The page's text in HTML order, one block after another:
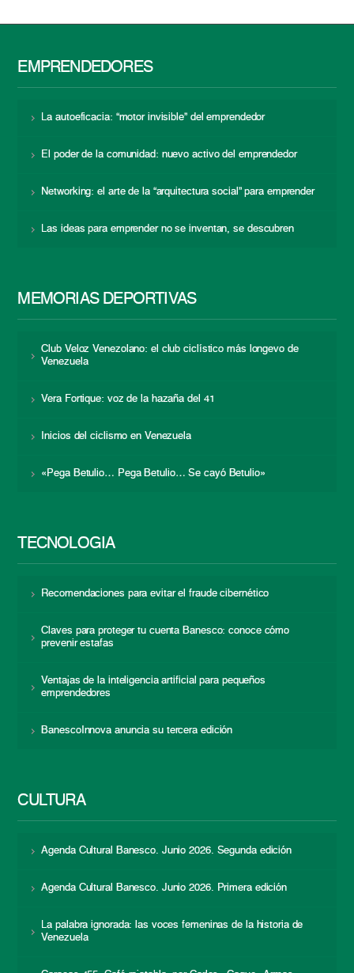
EMPRENDEDORES
La autoeficacia: “motor invisible” del emprendedor
El poder de la comunidad: nuevo activo del emprendedor
Networking: el arte de la “arquitectura social” para emprender
Las ideas para emprender no se inventan, se descubren
MEMORIAS DEPORTIVAS
Club Veloz Venezolano: el club ciclístico más longevo de
Venezuela
Vera Fortique: voz de la hazaña del 41
Inicios del ciclismo en Venezuela
«Pega Betulio… Pega Betulio… Se cayó Betulio»
TECNOLOGÍA
Recomendaciones para evitar el fraude cibernético
Claves para proteger tu cuenta Banesco: conoce cómo
prevenir estafas
Ventajas de la inteligencia artificial para pequeños
emprendedores
BanescoInnova anuncia su tercera edición
CULTURA
Agenda Cultural Banesco. Junio 2026. Segunda edición
Agenda Cultural Banesco. Junio 2026. Primera edición
La palabra ignorada: las voces femeninas de la historia de
Venezuela